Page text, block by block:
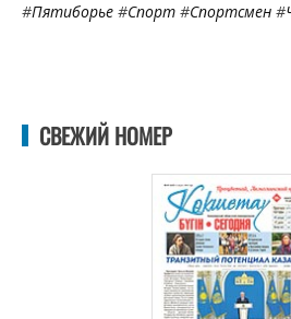
#Пятиборье #Спорт #Спортсмен #
СВЕЖИЙ НОМЕР